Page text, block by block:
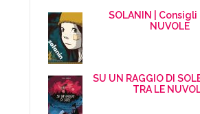
SOLANIN | Consigli
NUVOLE
SU UN RAGGIO DI
TRA LE